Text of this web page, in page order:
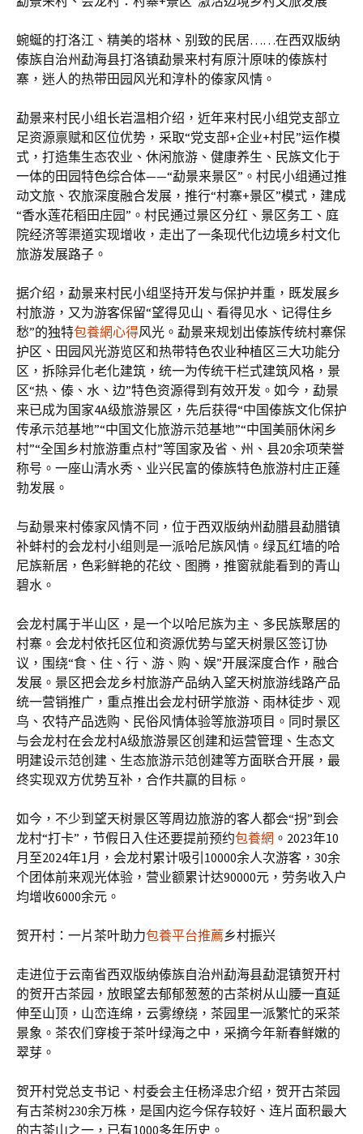
蜿蜒的打洛江、精美的塔林、别致的民居……在西双版纳
傣族自治州勐海县打洛镇勐景来村有原汁原味的傣族村
寨，迷人的热带田园风光和淳朴的傣家风情。
勐景来村民小组长岩温相介绍，近年来村民小组党支部立
足资源禀赋和区位优势，采取“党支部+企业+村民”运作模
式，打造集生态农业、休闲旅游、健康养生、民族文化于
一体的田园特色综合体——“勐景来景区”。村民小组通过推
动文旅、农旅深度融合发展，推行“村寨+景区”模式，建成
“香水莲花稻田庄园”。村民通过景区分红、景区务工、庭
院经济等渠道实现增收，走出了一条现代化边境乡村文化
旅游发展路子。
据介绍，勐景来村民小组坚持开发与保护并重，既发展乡
村旅游，又为游客保留“望得见山、看得见水、记得住乡
愁”的独特包養網心得风光。勐景来规划出傣族传统村寨保
护区、田园风光游览区和热带特色农业种植区三大功能分
区，拆除异化老化建筑，统一为传统干栏式建筑风格，景
区“热、傣、水、边”特色资源得到有效开发。如今，勐景
来已成为国家4A级旅游景区，先后获得“中国傣族文化保护
传承示范基地”“中国文化旅游示范基地”“中国美丽休闲乡
村”“全国乡村旅游重点村”等国家及省、州、县20余项荣誉
称号。一座山清水秀、业兴民富的傣族特色旅游村庄正蓬
勃发展。
与勐景来村傣家风情不同，位于西双版纳州勐腊县勐腊镇
补蚌村的会龙村小组则是一派哈尼族风情。绿瓦红墙的哈
尼族新居，色彩鲜艳的花纹、图腾，推窗就能看到的青山
碧水。
会龙村属于半山区，是一个以哈尼族为主、多民族聚居的
村寨。会龙村依托区位和资源优势与望天树景区签订协
议，围绕“食、住、行、游、购、娱”开展深度合作，融合
发展。景区把会龙乡村旅游产品纳入望天树旅游线路产品
统一营销推广，重点推出会龙村研学旅游、雨林徒步、观
鸟、农特产品选购、民俗风情体验等旅游项目。同时景区
与会龙村在会龙村A级旅游景区创建和运营管理、生态文
明建设示范创建、生态旅游示范创建等方面联合开展，最
终实现双方优势互补，合作共赢的目标。
如今，不少到望天树景区等周边旅游的客人都会“拐”到会
龙村“打卡”，节假日入住还要提前预约包養網 。2023年10
月至2024年1月，会龙村累计吸引10000余人次游客，30余
个团体前来观光体验，营业额累计达90000元，劳务收入户
均增收6000余元。
贺开村：一片茶叶助力包養平台推薦乡村振兴
走进位于云南省西双版纳傣族自治州勐海县勐混镇贺开村
的贺开古茶园，放眼望去郁郁葱葱的古茶树从山腰一直延
伸至山顶，山峦连绵，云雾缭绕，茶园里一派繁忙的采茶
景象。茶农们穿梭于茶叶绿海之中，采摘今年新春鲜嫩的
翠芽。
贺开村党总支书记、村委会主任杨泽忠介绍，贺开古茶园
有古茶树230余万株，是国内迄今保存较好、连片面积最大
的古茶山之一，已有1000多年历史。